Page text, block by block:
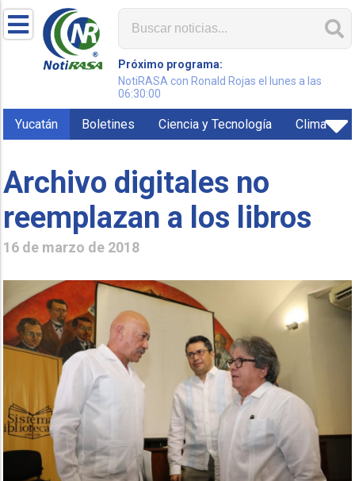
Próximo programa:
NotiRASA con Ronald Rojas el lunes a las
06:30:00
Yucatán Boletines Ciencia y Tecnología Clima
Archivo digitales no
reemplazan a los libros
16 de marzo de 2018